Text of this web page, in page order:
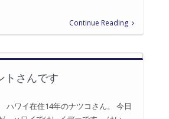
Continue Reading
トさんです
ハワイ在住14年のナツコさん。 今日